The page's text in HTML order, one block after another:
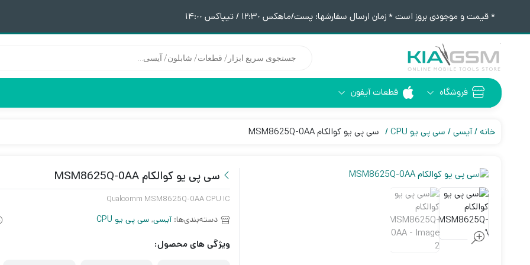
* قیمت و موجودی بروز است * زمان ارسال سفارشها: پست/ماهکس ١٢:٣٠ / تیپاکس ١۴:٠٠
محصولات
فروشگاه
ابزار لحیم کاری
قطعات آیفون
آیفون 6 خانه آیسی سی پی یو CPU سی پی یو کوالکام MSM8625Q-0AA
سی پی یو کوالکام MSM8625Q-0AA
Qualcomm MSM8625Q-0AA CPU IC
دسته‌بندی‌ها:آیسی, سی پی یو CPU
ویژگی های محصول: